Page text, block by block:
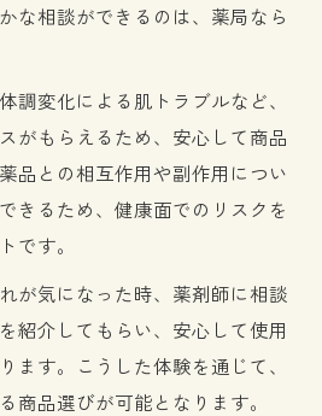
な相談ができるのは、薬局なら
調変化による肌トラブルなど、
がもらえるため、安心して商品
品との相互作用や副作用につい
きるため、健康面でのリスクを
です。
が気になった時、薬剤師に相談
紹介してもらい、安心して使用
ます。こうした体験を通じて、
商品選びが可能となります。